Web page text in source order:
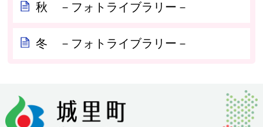
秋 －フォトライブラリー－
冬 －フォトライブラリー－